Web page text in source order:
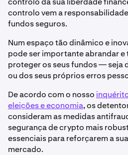
controlo vem a
fundos seguros.
Num espaço tão dinâmico e
pode ser importante abrandar
proteger os seus fundos — seja
ou dos seus próprios erros
De acordo com o nosso
eleições e economia, os
consideram as medidas
segurança de crypto mais
essenciais para reforçarem a
mercado.